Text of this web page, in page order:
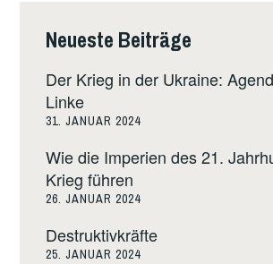
Neueste Beiträge
Der Krieg in der Ukraine:
Linke
31. JANUAR 2024
Wie die Imperien des 21.
Krieg führen
26. JANUAR 2024
Destruktivkräfte
25. JANUAR 2024